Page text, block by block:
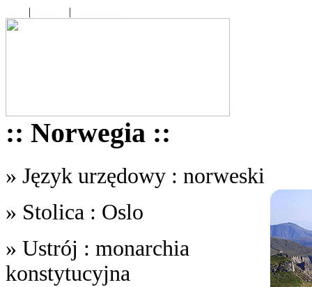
| |
:: Norwegia ::
» Język urzędowy : norweski
» Stolica : Oslo
» Ustrój : monarchia
konstytucyjna